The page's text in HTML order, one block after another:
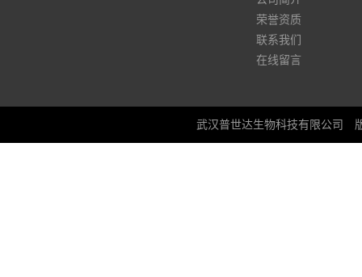
荣誉资质
联系我们
在线留言
武汉普世达生物科技有限公司